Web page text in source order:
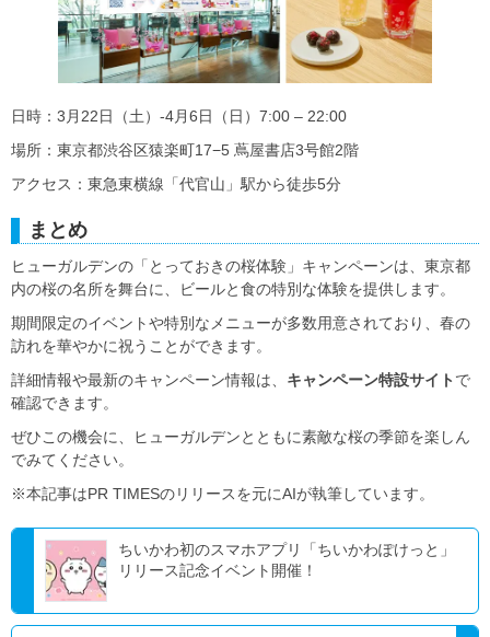
日時：3月22日（土）-4月6日（日）7:00 – 22:00
場所：東京都渋谷区猿楽町17−5 蔦屋書店3号館2階
アクセス：東急東横線「代官山」駅から徒歩5分
まとめ
ヒューガルデンの「とっておきの桜体験」キャンペーンは、東京都
内の桜の名所を舞台に、ビールと食の特別な体験を提供します。
期間限定のイベントや特別なメニューが多数用意されており、春の
訪れを華やかに祝うことができます。
詳細情報や最新のキャンペーン情報は、 キャンペーン特設サイト で
確認できます。
ぜひこの機会に、ヒューガルデンとともに素敵な桜の季節を楽しん
でみてください。
※本記事はPR TIMESのリリースを元にAIが執筆しています。
ちいかわ初のスマホアプリ「ちいかわぽけっと」
リリース記念イベント開催！